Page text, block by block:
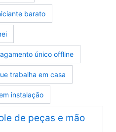
barato
único offline
trabalha em casa
instalação
de peças e mão